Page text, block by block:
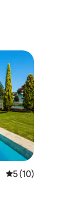
: 4,98 sur 5
appréciés
Évaluation
5 (10)